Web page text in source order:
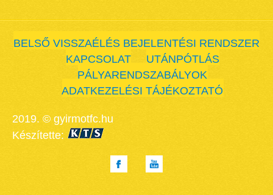
BELSŐ VISSZAÉLÉS BEJELENTÉSI RENDSZER
KAPCSOLAT
UTÁNPÓTLÁS
PÁLYARENDSZABÁLYOK
ADATKEZELÉSI TÁJÉKOZTATÓ
2019. © gyirmotfc.hu
Készítette: